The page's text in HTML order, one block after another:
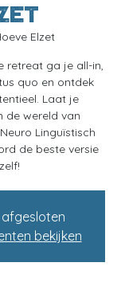
Elzet
retreat ga je all-in,
quo en ontdek
Laat je
de wereld van
Linguïstisch
de beste versie
bekijken